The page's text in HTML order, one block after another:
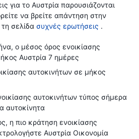
για το Αυστρία παρουσιάζονται
να βρείτε απάντηση στην
σελίδα συχνές ερωτήσεις .
ο μέσος όρος ενοικίασης
Αυστρία 7 ημέρες
αυτοκινήτων σε μήκος
αυτοκινήτων τύπος σήμερα
αυτοκίνητα
η πιο κράτηση ενοικίασης
Αυστρία Οικονομία